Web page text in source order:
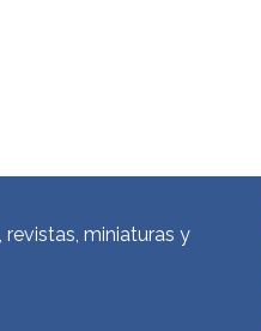
miniaturas y